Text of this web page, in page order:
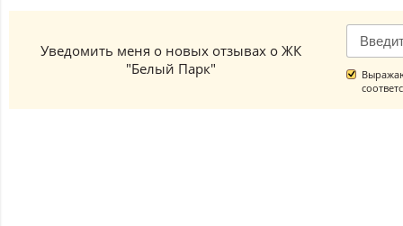
Уведомить меня о новых отзывах о ЖК
"Белый Парк"